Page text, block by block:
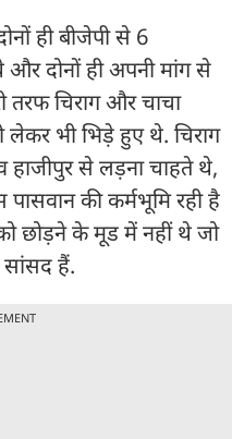
ही बीजेपी से 6
दोनों ही अपनी मांग से
तरफ चिराग और चाचा
लेकर भी भिड़े हुए थे. चिराग
हाजीपुर से लड़ना चाहते थे,
पासवान की कर्मभूमि रही है
छोड़ने के मूड में नहीं थे जो
हैं.